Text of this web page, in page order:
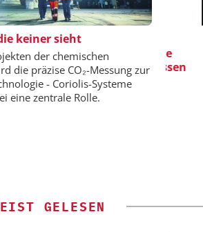
keiner sieht
der chemischen
die präzise CO₂-Messung zur
- Coriolis-Systeme
eine zentrale Rolle.
SYSTEMS GMBH
und hocheffiziente
von Batteriemassen
GELESEN